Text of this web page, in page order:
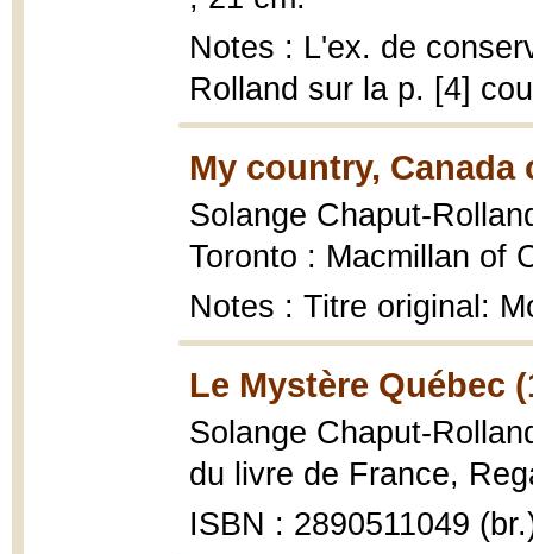
Notes : L'ex. de
Rolland sur la p. [4]
My country, Canada
Solange Chaput-
Toronto : Macmillan of
Notes : Titre original:
Le Mystère Québec
Solange Chaput-
du livre de France,
ISBN : 2890511049